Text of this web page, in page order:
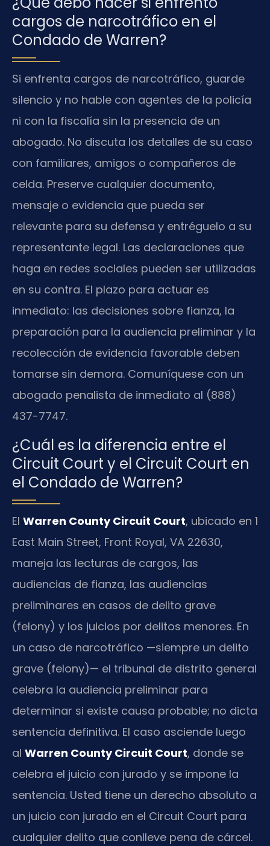
cargos de narcotráfico en el
Condado de Warren?
Si enfrenta cargos de narcotráfico, guarde
silencio y no hable con agentes de la policía
ni con la fiscalía sin la presencia de un
abogado. No discuta los detalles de su caso
con familiares, amigos o compañeros de
celda. Preserve cualquier documento,
mensaje o evidencia que pueda ser
relevante para su defensa y entréguelo a su
representante legal. Las declaraciones que
haga en redes sociales pueden ser utilizadas
en su contra. El plazo para actuar es
inmediato: las decisiones sobre fianza, la
preparación para la audiencia preliminar y la
recolección de evidencia favorable deben
tomarse sin demora. Comuníquese con un
abogado penalista de inmediato al (888)
437-7747.
¿Cuál es la diferencia entre el
Circuit Court y el Circuit Court en
el Condado de Warren?
El Warren County Circuit Court, ubicado en 1
East Main Street, Front Royal, VA 22630,
maneja las lecturas de cargos, las
audiencias de fianza, las audiencias
preliminares en casos de delito grave
(felony) y los juicios por delitos menores. En
un caso de narcotráfico —siempre un delito
grave (felony)— el tribunal de distrito general
celebra la audiencia preliminar para
determinar si existe causa probable; no dicta
sentencia definitiva. El caso asciende luego
al Warren County Circuit Court, donde se
celebra el juicio con jurado y se impone la
sentencia. Usted tiene un derecho absoluto a
un juicio con jurado en el Circuit Court para
cualquier delito que conlleve pena de cárcel.